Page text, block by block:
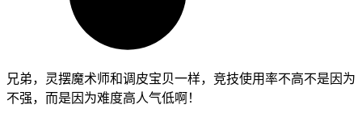
兄弟，灵摆魔术师和调皮宝贝一样，竞技使用率不高不是因为
不强，而是因为难度高人气低啊！